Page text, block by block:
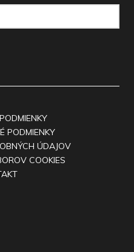
PODMIENKY
ÚDAJOV
COOKIES